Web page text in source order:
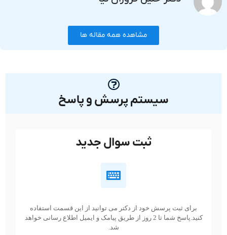
مشاهده همه مقاله ها
سیستم پرسش و پاسخ
ثبت سوال جدید
برای ثبت پرسش خود از دکتر می توانید از این قسمت استفاده
کنید.پاسخ شما تا 2 روز از طریق پیامک و ایمیل اطلاع رسانی خواهد
شد.